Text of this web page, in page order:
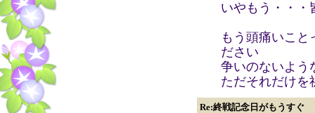
いやもう・・・
もう頭痛いこ
ださい
争いのないよう
ただそれだけを
Re:終戦記念日がもうすぐ